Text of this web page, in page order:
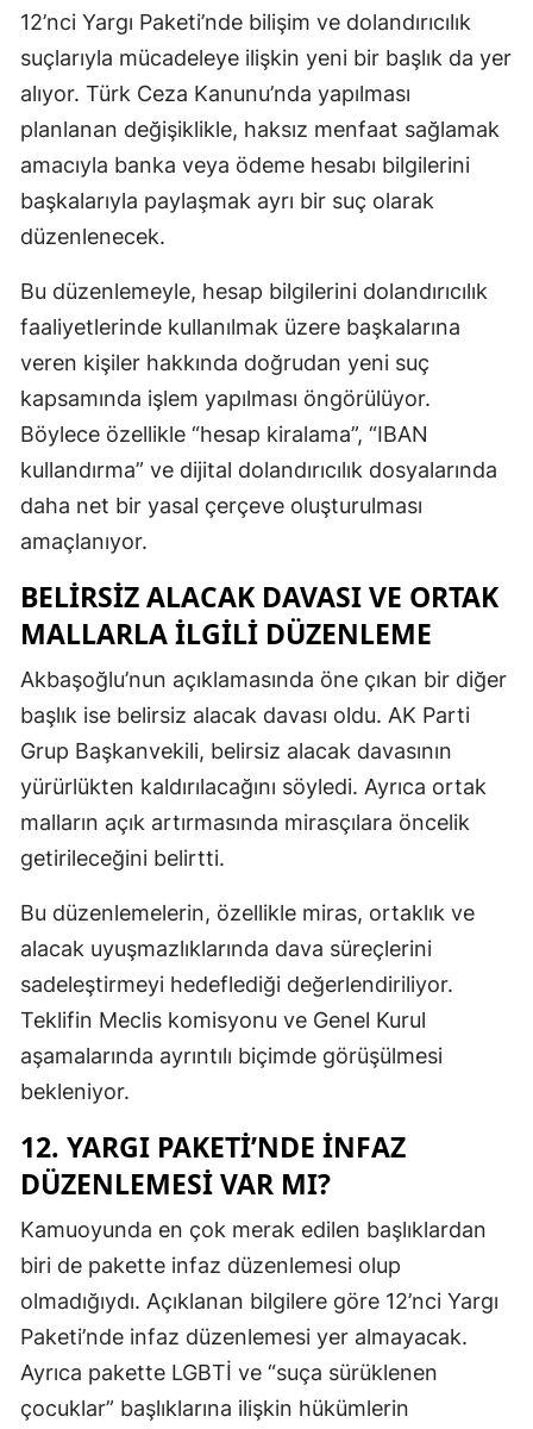
12’nci Yargı Paketi’nde bilişim ve dolandırıcılık
suçlarıyla mücadeleye ilişkin yeni bir başlık da yer
alıyor. Türk Ceza Kanunu’nda yapılması
planlanan değişiklikle, haksız menfaat sağlamak
amacıyla banka veya ödeme hesabı bilgilerini
başkalarıyla paylaşmak ayrı bir suç olarak
düzenlenecek.
Bu düzenlemeyle, hesap bilgilerini dolandırıcılık
faaliyetlerinde kullanılmak üzere başkalarına
veren kişiler hakkında doğrudan yeni suç
kapsamında işlem yapılması öngörülüyor.
Böylece özellikle “hesap kiralama”, “IBAN
kullandırma” ve dijital dolandırıcılık dosyalarında
daha net bir yasal çerçeve oluşturulması
amaçlanıyor.
BELIRSIZ ALACAK DAVASI VE ORTAK
MALLARLA ILGILI DÜZENLEME
Akbaşoğlu’nun açıklamasında öne çıkan bir diğer
başlık ise belirsiz alacak davası oldu. AK Parti
Grup Başkanvekili, belirsiz alacak davasının
yürürlükten kaldırılacağını söyledi. Ayrıca ortak
malların açık artırmasında mirasçılara öncelik
getirileceğini belirtti.
Bu düzenlemelerin, özellikle miras, ortaklık ve
alacak uyuşmazlıklarında dava süreçlerini
sadeleştirmeyi hedeflediği değerlendiriliyor.
Teklifin Meclis komisyonu ve Genel Kurul
aşamalarında ayrıntılı biçimde görüşülmesi
bekleniyor.
12. YARGI PAKETI’NDE INFAZ
DÜZENLEMESI VAR MI?
Kamuoyunda en çok merak edilen başlıklardan
biri de pakette infaz düzenlemesi olup
olmadığıydı. Açıklanan bilgilere göre 12’nci Yargı
Paketi’nde infaz düzenlemesi yer almayacak.
Ayrıca pakette LGBTİ ve “suça sürüklenen
çocuklar” başlıklarına ilişkin hükümlerin